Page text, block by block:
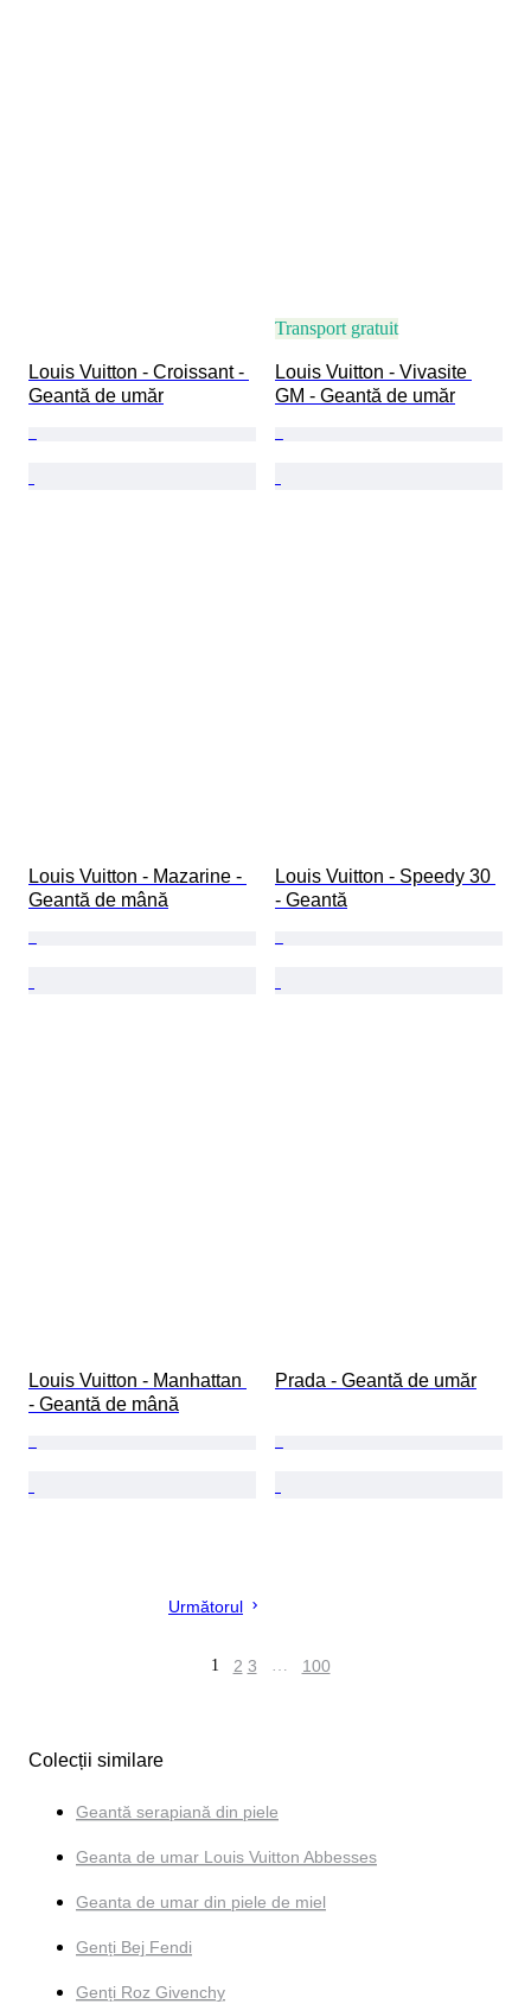
Louis Vuitton - Croissant -
Geantă de umăr
Transport gratuit
Louis Vuitton - Vivasite
GM - Geantă de umăr
Louis Vuitton - Mazarine -
Geantă de mână
Louis Vuitton - Speedy 30
- Geantă
Louis Vuitton - Manhattan
- Geantă de mână
Prada - Geantă de umăr
Următorul
1 2 3 … 100
Colecții similare
Geantă serapiană din piele
Geanta de umar Louis Vuitton Abbesses
Geanta de umar din piele de miel
Genți Bej Fendi
Genți Roz Givenchy